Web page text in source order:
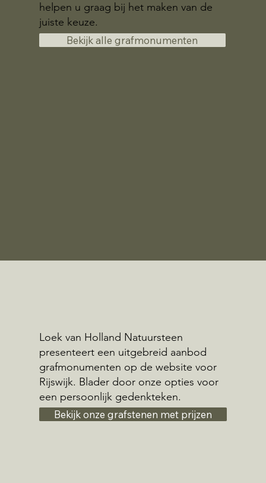
helpen u graag bij het maken van de
juiste keuze.
Bekijk alle grafmonumenten
Loek van Holland Natuursteen
presenteert een uitgebreid aanbod
grafmonumenten op de website voor
Rijswijk. Blader door onze opties voor
een persoonlijk gedenkteken.
Bekijk onze grafstenen met prijzen